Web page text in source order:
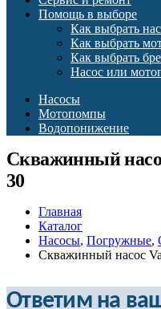
Помощь в выборе
Как выбрать
Как выбрать
Как выбрать
Насос или
Насосы
Мотопомпы
Водопонижение
Скважинный
30
Главная
Каталог
Насосы, Погружные,
Скважинный насос
Ответим на